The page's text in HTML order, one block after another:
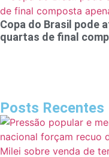
Copa do Brasil pode
quartas de final
Posts Recentes